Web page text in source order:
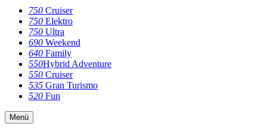
750 Cruiser
750 Elektro
750 Ultra
690 Weekend
640 Family
550Hybrid Adventure
550 Cruiser
535 Gran Turismo
520 Fun
Menü